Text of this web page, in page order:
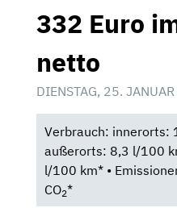
332 Euro
netto
DIENSTAG, 25.
Verbrauch: innerorts:
außerorts: 8,3 l/100
l/100 km* •
CO2*